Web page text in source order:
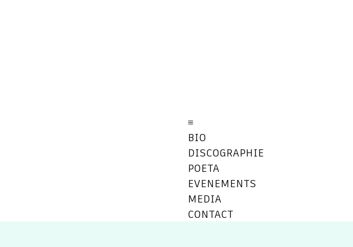
≡
BIO
DISCOGRAPHIE
POETA
EVENEMENTS
MEDIA
CONTACT